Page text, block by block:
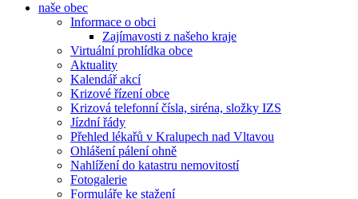
naše obec
Informace o obci
Zajímavosti z našeho kraje
Virtuální prohlídka obce
Aktuality
Kalendář akcí
Krizové řízení obce
Krizová telefonní čísla, siréna, složky IZS
Jízdní řády
Přehled lékařů v Kralupech nad Vltavou
Ohlášení pálení ohně
Nahlížení do katastru nemovitostí
Fotogalerie
Formuláře ke stažení